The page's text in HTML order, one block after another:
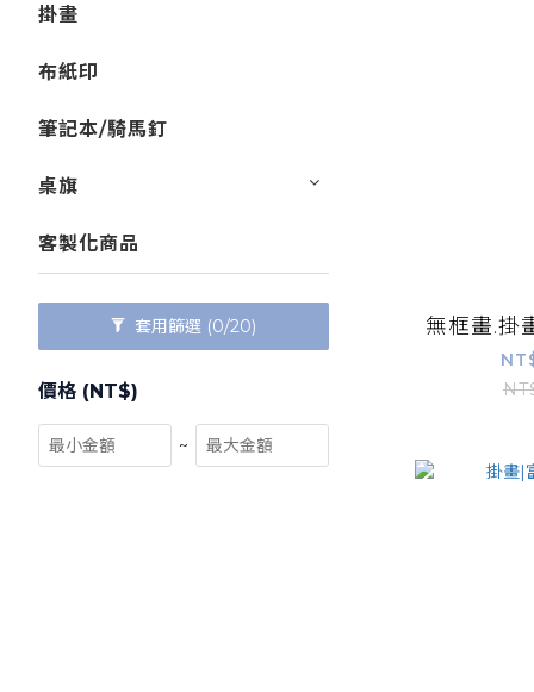
掛畫
布紙印
筆記本/騎馬釘
桌旗
客製化商品
套用篩選 (0/20)
價格 (NT$)
~
無框畫.掛